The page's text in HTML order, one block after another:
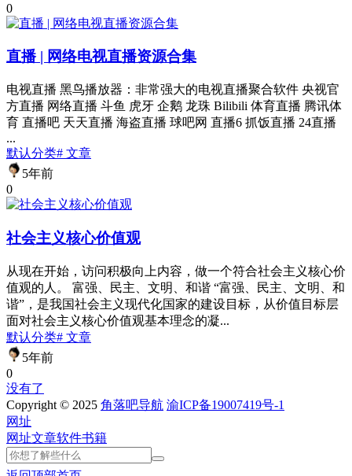
0
直播 | 网络电视直播资源合集
电视直播 黑鸟播放器：非常强大的电视直播聚合软件 央视官
方直播 网络直播 斗鱼 虎牙 企鹅 龙珠 Bilibili 体育直播 腾讯体
育 直播吧 天天直播 海盗直播 球吧网 直播6 抓饭直播 24直播
...
默认分类# 文章
5年前
0
社会主义核心价值观
从现在开始，访问积极向上内容，做一个符合社会主义核心价
值观的人。 富强、民主、文明、和谐 “富强、民主、文明、和
谐”，是我国社会主义现代化国家的建设目标，从价值目标层
面对社会主义核心价值观基本理念的凝...
默认分类# 文章
5年前
0
没有了
Copyright © 2025 角落吧导航 渝ICP备19007419号-1
网址
网址文章软件书籍